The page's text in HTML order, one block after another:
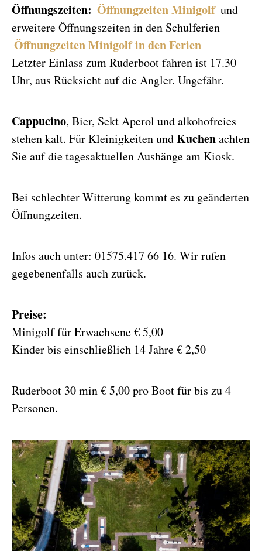
Öffnungszeiten: Öffnungzeiten Minigolf und
erweitere Öffnungszeiten in den Schulferien
Öffnungzeiten Minigolf in den Ferien
Letzter Einlass zum Ruderboot fahren ist 17.30
Uhr, aus Rücksicht auf die Angler. Ungefähr.
Cappucino, Bier, Sekt Aperol und alkohofreies
stehen kalt. Für Kleinigkeiten undKuchenachten
Sie auf die tagesaktuellen Aushänge am Kiosk.
Bei schlechter Witterung kommt es zu geänderten
Öffnungzeiten.
Infos auch unter: 01575.417 66 16. Wir rufen
gegebenenfalls auch zurück.
Preise:
Minigolf für Erwachsene € 5,00
Kinder bis einschließlich 14 Jahre € 2,50
Ruderboot 30 min € 5,00 pro Boot für bis zu 4
Personen.